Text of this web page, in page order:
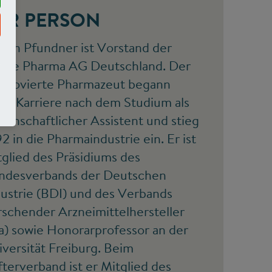
PERSON
Pfundner ist Vorstand der
Pharma AG Deutschland. Der
Pharmazeut begann
Karriere nach dem Studium als
Assistent und stieg
in die Pharmaindustrie ein. Er ist
des Präsidiums des
der Deutschen
(BDI) und des Verbands
Arzneimittelhersteller
sowie Honorarprofessor an der
Freiburg. Beim
ist er Mitglied des